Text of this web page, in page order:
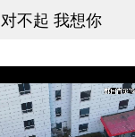
对不起 我想你